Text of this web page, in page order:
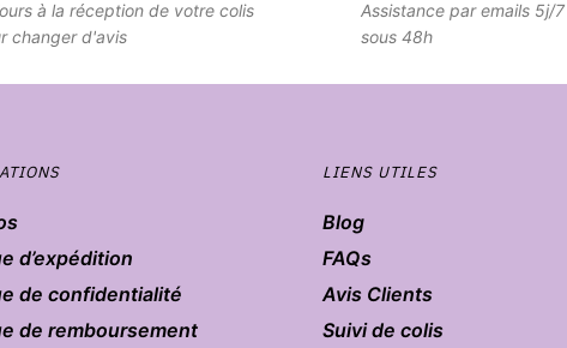
à la réception de votre colis
changer d'avis
Assistance par emails 5j/
sous 48h
d’expédition
de confidentialité
de remboursement
LIENS UTILES
Blog
FAQs
Avis Clients
Suivi de colis